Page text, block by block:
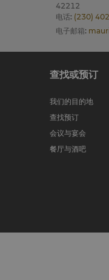
42212
电话: (230)
电子邮箱:
查找或预订
我们的目的地
查找预订
会议与宴会
餐厅与酒吧